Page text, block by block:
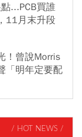
...PCB買誰
11月末升段
！曾說Morris
「明年定要配
/ HOT NEWS /